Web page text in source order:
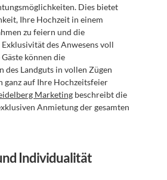
Dies bietet
Ihre Hochzeit in einem
zu feiern und die
des Anwesens voll
können die
des Landguts in vollen Zügen
ganz auf Ihre Hochzeitsfeier
Marketing beschreibt die
Anmietung der gesamten
Individualität